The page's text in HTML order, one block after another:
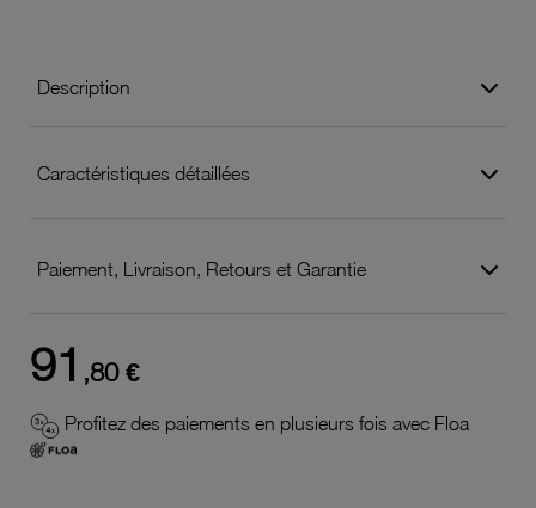
Description
Caractéristiques détaillées
Paiement, Livraison, Retours et Garantie
91 ,80 €
Profitez des paiements en plusieurs fois avec Floa